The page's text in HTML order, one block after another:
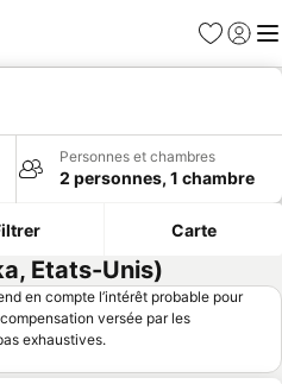
Favoris
Se
Personnes et chambres
2 personnes, 1 chambre
Carte
Etats-Unis)
en compte l’intérêt probable pour
versée par les
exhaustives.